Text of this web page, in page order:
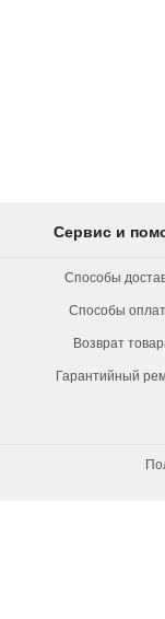
Сервис и
Способы
Способы
Возврат
Гарантийный